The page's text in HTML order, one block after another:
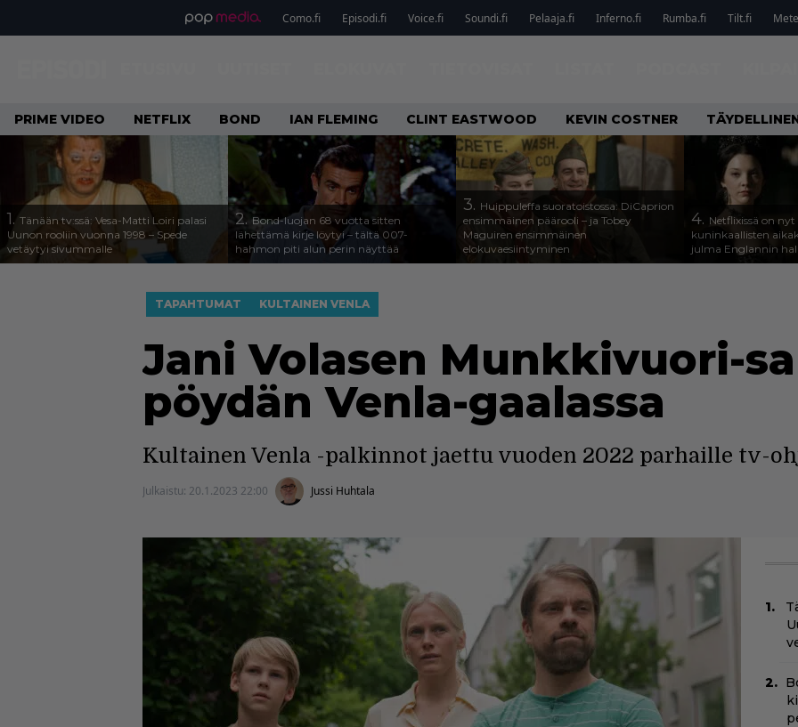
Como.fi Episodi.fi Voice.fi Soundi.fi Pelaaja.fi Inferno.fi Rumba.fi Tilt.fi
PRIME VIDEO NETFLIX BOND IAN FLEMING CLINT EASTWOOD KEVIN COSTNER
1. Tänään tv:ssä: Vesa-Matti Loiri palasi
Uunon rooliin vuonna 1998 – Spede
vetäytyi sivummalle
2.Bond-luojan 68 vuotta sitten
lähettämä kirje löytyi – tältä 007-
hahmon piti alun perin näyttää
3. Huippuleffa suoratoistossa: DiCaprion
ensimmäinen päärooli – ja Tobey
Maguiren ensimmäinen
elokuvaesiintyminen
4. Netflixissä on
kuninkaallisten
julma Englannin
TAPAHTUMAT KULTAINEN VENLA
Jani Volasen Munkkivuori-
pöydän Venla-gaalassa
Kultainen Venla -palkinnot jaettu vuoden 2022 parhaille tv-
Julkaistu: 20.1.2023 22:00 Jussi Huhtala